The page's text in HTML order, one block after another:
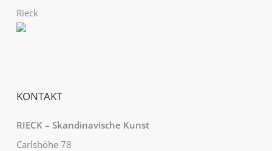
Rieck
KONTAKT
RIECK – Skandinavische Kunst
Carlshöhe 78